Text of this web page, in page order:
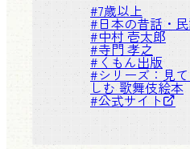
#7歳以上
#日本の昔話・
#中村 壱太郎
#寺門 孝之
#くもん出版
#シリーズ：見
しむ 歌舞伎絵本
#公式サイト